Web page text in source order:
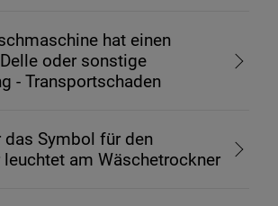
hat einen
oder sonstige
- Transportschaden
das Symbol für den
am Wäschetrockner